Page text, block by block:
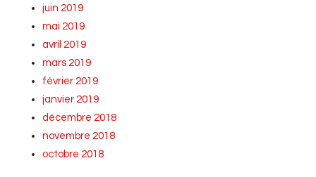
juin 2019
mai 2019
avril 2019
mars 2019
février 2019
janvier 2019
décembre 2018
novembre 2018
octobre 2018